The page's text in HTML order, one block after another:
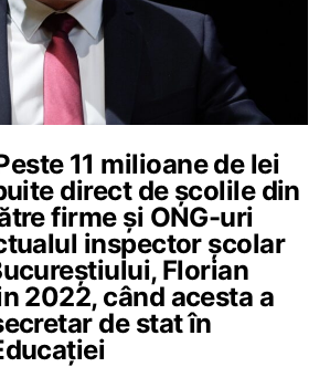
11 milioane de lei
direct de școlile din
firme și ONG-uri
inspector școlar
Florian
2022, când acesta a
de stat în